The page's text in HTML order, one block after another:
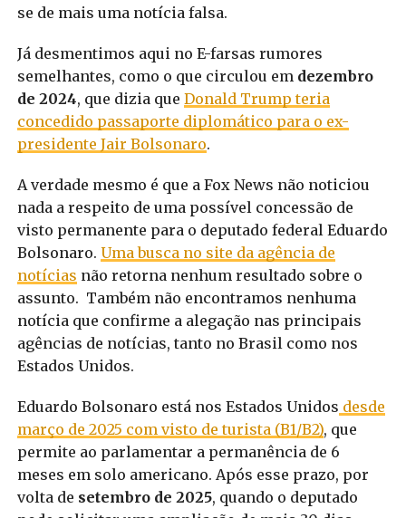
se de mais uma notícia falsa.
Já desmentimos aqui no E-farsas rumores
semelhantes, como o que circulou em dezembro
de 2024, que dizia que Donald Trump teria
concedido passaporte diplomático para o ex-
presidente Jair Bolsonaro.
A verdade mesmo é que a Fox News não noticiou
nada a respeito de uma possível concessão de
visto permanente para o deputado federal Eduardo
Bolsonaro. Uma busca no site da agência de
notícias não retorna nenhum resultado sobre o
assunto. Também não encontramos nenhuma
notícia que confirme a alegação nas principais
agências de notícias, tanto no Brasil como nos
Estados Unidos.
Eduardo Bolsonaro está nos Estados Unidos desde
março de 2025 com visto de turista (B1/B2), que
permite ao parlamentar a permanência de 6
meses em solo americano. Após esse prazo, por
volta de setembro de 2025, quando o deputado